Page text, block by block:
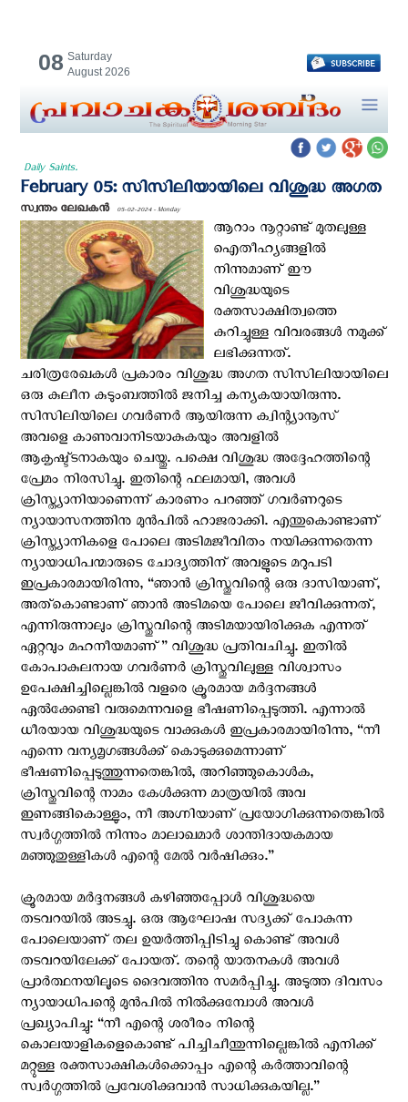
08 Saturday
August 2026
Daily Saints.
February 05: സിസിലിയായിലെ വിശുദ്ധ അഗത
സ്വന്തം ലേഖകൻ 05-02-2024 - Monday
ആറാം നൂറ്റാണ്ട് മുതലുള്ള
ഐതീഹ്യങ്ങളില്‍
നിന്നുമാണ് ഈ
വിശുദ്ധയുടെ
രക്തസാക്ഷിത്വത്തെ
കുറിച്ചുള്ള വിവരങ്ങള്‍ നമുക്ക്
ലഭിക്കുന്നത്.
ചരിത്രരേഖകള്‍ പ്രകാരം വിശുദ്ധ അഗത സിസിലിയായിലെ
ഒരു കുലീന കുടുംബത്തില്‍ ജനിച്ച കന്യകയായിരുന്നു.
സിസിലിയിലെ ഗവര്‍ണര്‍ ആയിരുന്ന ക്വിന്റ്യാനൂസ്
അവളെ കാണുവാനിടയാകുകയും അവളില്‍
ആകൃഷ്ട്ടനാകയും ചെയ്തു. പക്ഷെ വിശുദ്ധ അദ്ദേഹത്തിന്റെ
പ്രേമം നിരസിച്ചു. ഇതിന്റെ ഫലമായി, അവള്‍
ക്രിസ്ത്യാനിയാണെന്ന് കാരണം പറഞ്ഞ് ഗവര്‍ണറുടെ
ന്യായാസനത്തിനു മുന്‍പില്‍ ഹാജരാക്കി. എന്തുകൊണ്ടാണ്
ക്രിസ്ത്യാനികളെ പോലെ അടിമജീവിതം നയിക്കുന്നതെന്ന
ന്യായാധിപന്മാരുടെ ചോദ്യത്തിന് അവളുടെ മറുപടി
ഇപ്രകാരമായിരിന്നു, “ഞാന്‍ ക്രിസ്തുവിന്റെ ഒരു ദാസിയാണ്,
അത്കൊണ്ടാണ് ഞാന്‍ അടിമയെ പോലെ ജീവിക്കുന്നത്,
എന്നിരുന്നാലും ക്രിസ്തുവിന്റെ അടിമയായിരിക്കുക എന്നത്
ഏറ്റവും മഹനീയമാണ്” വിശുദ്ധ പ്രതിവചിച്ചു. ഇതില്‍
കോപാകുലനായ ഗവര്‍ണര്‍ ക്രിസ്തുവിലുള്ള വിശ്വാസം
ഉപേക്ഷിച്ചില്ലെങ്കില്‍ വളരെ ക്രൂരമായ മര്‍ദ്ദനങ്ങള്‍
ഏല്‍ക്കേണ്ടി വരുമെന്നവളെ ഭീഷണിപ്പെടുത്തി. എന്നാല്‍
ധീരയായ വിശുദ്ധയുടെ വാക്കുകള്‍ ഇപ്രകാരമായിരിന്നു, “നീ
എന്നെ വന്യമൃഗങ്ങള്‍ക്ക് കൊടുക്കുമെന്നാണ്
ഭീഷണിപ്പെടുത്തുന്നതെങ്കില്‍, അറിഞ്ഞുകൊള്‍ക,
ക്രിസ്തുവിന്റെ നാമം കേള്‍ക്കുന്ന മാത്രയില്‍ അവ
ഇണങ്ങികൊള്ളും, നീ അഗ്നിയാണ് പ്രയോഗിക്കുന്നതെങ്കില്‍
സ്വര്‍ഗ്ഗത്തില്‍ നിന്നും മാലാഖമാര്‍ ശാന്തിദായകമായ
മഞ്ഞുതുള്ളികള്‍ എന്റെ മേല്‍ വര്‍ഷിക്കും.”
ക്രൂരമായ മര്‍ദ്ദനങ്ങള്‍ കഴിഞ്ഞപ്പോള്‍ വിശുദ്ധയെ
തടവറയില്‍ അടച്ചു. ഒരു ആഘോഷ സദ്യക്ക് പോകുന്ന
പോലെയാണ് തല ഉയര്‍ത്തിപ്പിടിച്ചു കൊണ്ട് അവള്‍
തടവറയിലേക്ക് പോയത്. തന്റെ യാതനകള്‍ അവള്‍
പ്രാര്‍ത്ഥനയിലൂടെ ദൈവത്തിനു സമര്‍പ്പിച്ചു. അടുത്ത ദിവസം
ന്യായാധിപന്റെ മുന്‍പില്‍ നില്‍ക്കുമ്പോള്‍ അവള്‍
പ്രഖ്യാപിച്ചു: “നീ എന്റെ ശരീരം നിന്റെ
കൊലയാളികളെകൊണ്ട് പിച്ചിചീന്തുന്നില്ലെങ്കില്‍ എനിക്ക്
മറ്റുള്ള രക്തസാക്ഷികള്‍ക്കൊപ്പം എന്റെ കര്‍ത്താവിന്റെ
സ്വര്‍ഗ്ഗത്തില്‍ പ്രവേശിക്കുവാന്‍ സാധിക്കുകയില്ല.”